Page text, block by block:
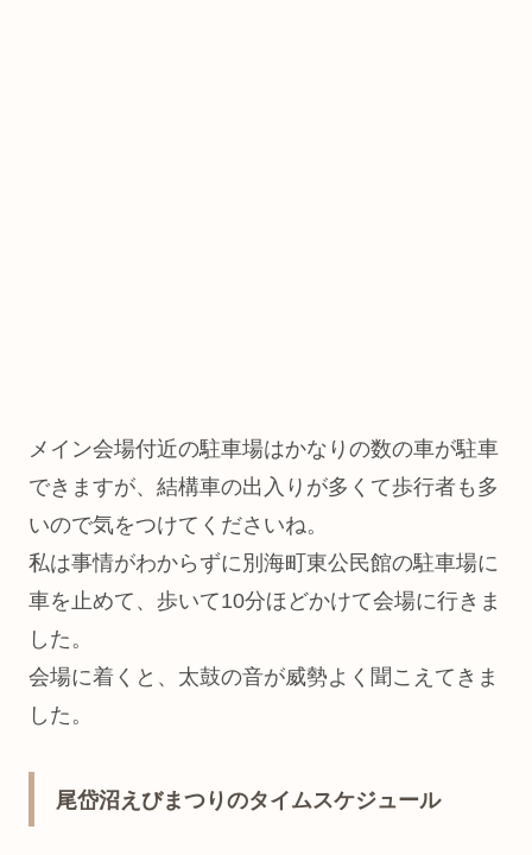
メイン会場付近の駐車場はかなりの数の車が駐車
できますが、結構車の出入りが多くて歩行者も多
いので気をつけてくださいね。
私は事情がわからずに別海町東公民館の駐車場に
車を止めて、歩いて10分ほどかけて会場に行きま
した。
会場に着くと、太鼓の音が威勢よく聞こえてきま
した。
尾岱沼えびまつりのタイムスケジュール